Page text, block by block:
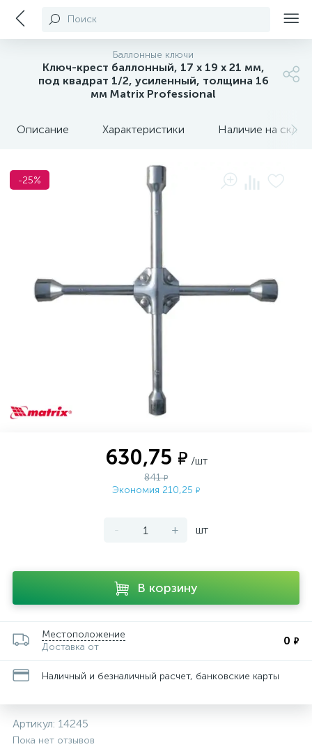
Поиск
Баллонные ключи
Ключ-крест баллонный, 17 х 19 х 21 мм,
под квадрат 1/2, усиленный, толщина 16
мм Matrix Professional
Описание Характеристики Наличие на
-25%
630,75 ₽ /шт
841₽
Экономия 210,25 ₽
- + шт
В корзину
Местоположение
Доставка от
0 ₽
Наличный и безналичный расчет, банковские карты
Артикул: 14245
Пока нет отзывов